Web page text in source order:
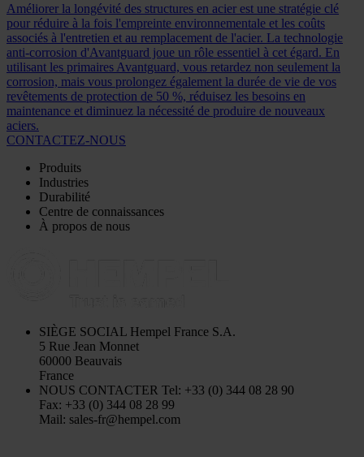
Améliorer la longévité des structures en acier est une stratégie clé
pour réduire à la fois l'empreinte environnementale et les coûts
associés à l'entretien et au remplacement de l'acier. La technologie
anti-corrosion d'Avantguard joue un rôle essentiel à cet égard. En
utilisant les primaires Avantguard, vous retardez non seulement la
corrosion, mais vous prolongez également la durée de vie de vos
revêtements de protection de 50 %, réduisez les besoins en
maintenance et diminuez la nécessité de produire de nouveaux
aciers.
CONTACTEZ-NOUS
Produits
Industries
Durabilité
Centre de connaissances
À propos de nous
SIÈGE SOCIAL Hempel France S.A.
5 Rue Jean Monnet
60000 Beauvais
France
NOUS CONTACTER Tel: +33 (0) 344 08 28 90
Fax: +33 (0) 344 08 28 99
Mail: sales-fr@hempel.com